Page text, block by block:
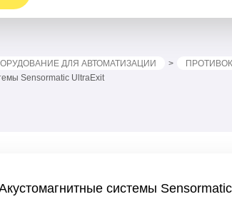
ДЛЯ АВТОМАТИЗАЦИИ
Sensormatic UltraExit